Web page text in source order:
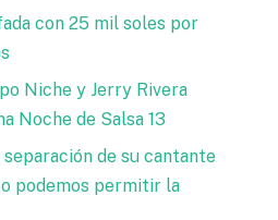
con 25 mil soles por
Niche y Jerry Rivera
Noche de Salsa 13
de su cantante
podemos permitir la